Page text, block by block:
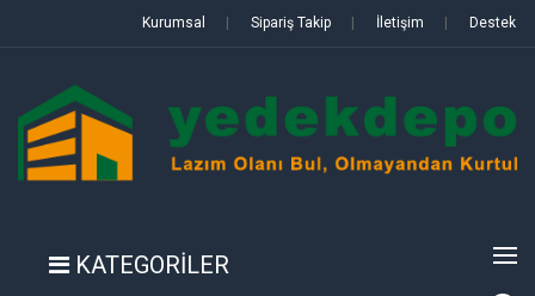
Kurumsal Sipariş Takip İletişim Destek
KATEGORİLER